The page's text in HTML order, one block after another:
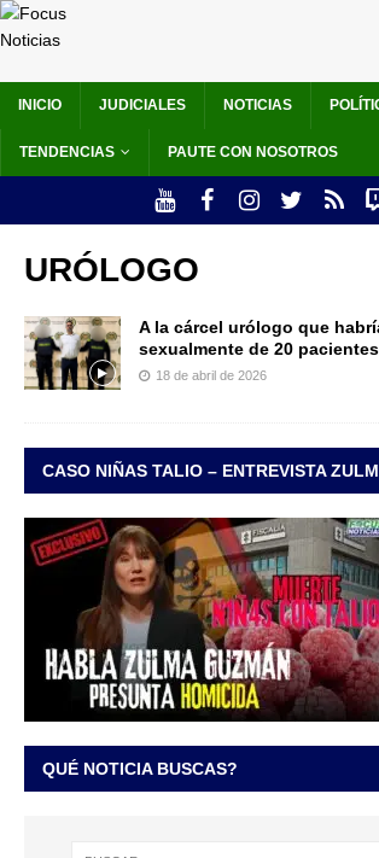
INICIO JUDICIALES NOTICIAS
TENDENCIAS PAUTE CON NOSOTROS
URÓLOGO
A la cárcel urólogo que
sexualmente de 20
18 de abril de 2026
CASO NIÑAS TALIO – ENTREVISTA
QUÉ NOTICIA BUSCAS?